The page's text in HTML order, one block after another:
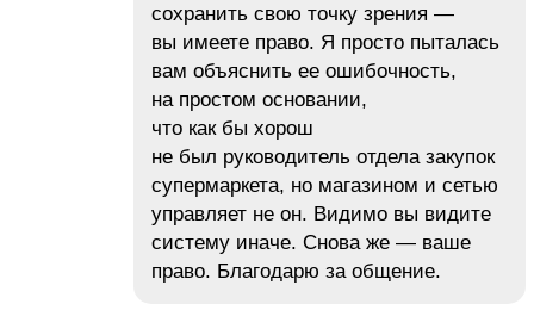
сохранить свою точку зрения —
вы имеете право. Я просто пыталась
вам объяснить ее ошибочность,
на простом основании,
что как бы хорош
не был руководитель отдела закупок
супермаркета, но магазином и сетью
управляет не он. Видимо вы видите
систему иначе. Снова же — ваше
право. Благодарю за общение.